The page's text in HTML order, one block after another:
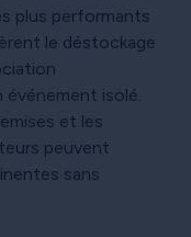
plus performants
le déstockage
événement isolé.
et les
peuvent
sans